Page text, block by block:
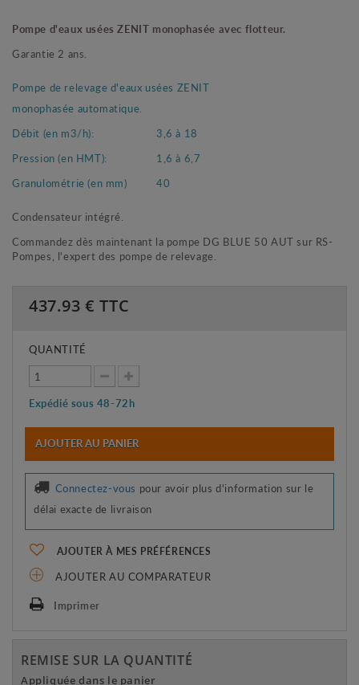
Pompe d'eaux usées ZENIT monophasée avec flotteur.
Garantie 2 ans.
Pompe de relevage d'eaux usées ZENIT
monophasée automatique.
Débit (en m3/h):
3,6 à 18
Pression (en HMT):
1,6 à 6,7
Granulométrie (en mm)
40
Condensateur intégré.
Commandez dès maintenant la pompe DG BLUE 50 AUT sur RS-
Pompes, l'expert des pompe de relevage.
437.93 € TTC
QUANTITÉ
Expédié sous 48-72h
AJOUTER AU PANIER
Connectez-vous pour avoir plus d'information sur le
délai exacte de livraison
AJOUTER À MES PRÉFÉRENCES
AJOUTER AU COMPARATEUR
Imprimer
REMISE SUR LA QUANTITÉ
Appliquée dans le panier